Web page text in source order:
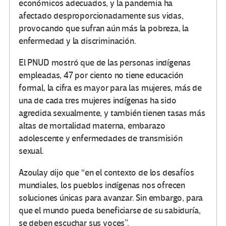
económicos adecuados, y la pandemia ha
afectado desproporcionadamente sus vidas,
provocando que sufran aún más la pobreza, la
enfermedad y la discriminación.
El PNUD mostró que de las personas indígenas
empleadas, 47 por ciento no tiene educación
formal, la cifra es mayor para las mujeres, más de
una de cada tres mujeres indígenas ha sido
agredida sexualmente, y también tienen tasas más
altas de mortalidad materna, embarazo
adolescente y enfermedades de transmisión
sexual.
Azoulay dijo que “en el contexto de los desafíos
mundiales, los pueblos indígenas nos ofrecen
soluciones únicas para avanzar. Sin embargo, para
que el mundo pueda beneficiarse de su sabiduría,
se deben escuchar sus voces”.